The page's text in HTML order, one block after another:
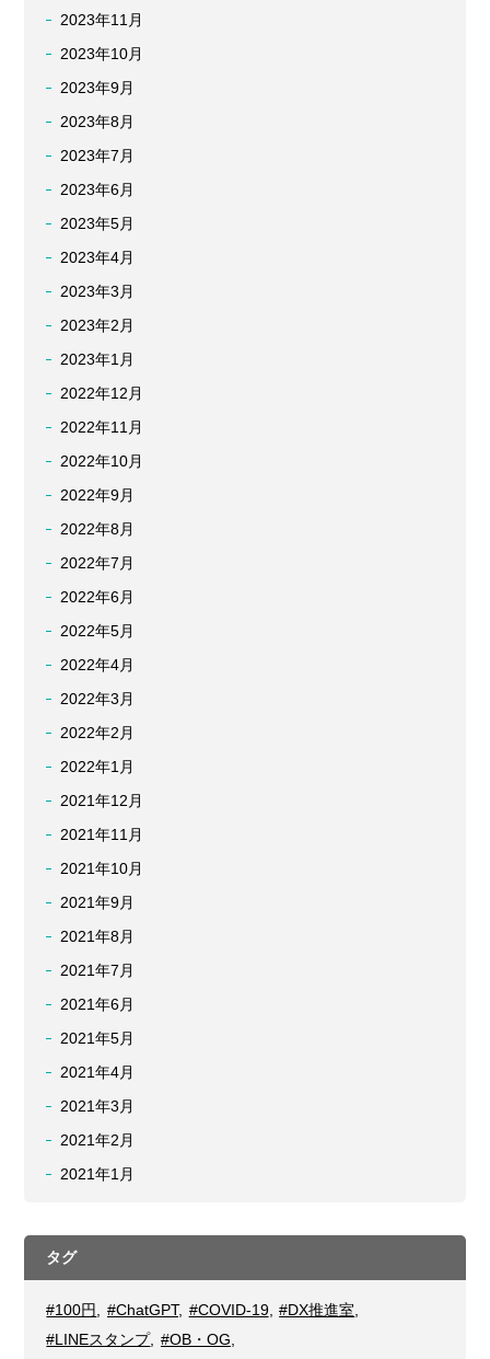
2023年11月
2023年10月
2023年9月
2023年8月
2023年7月
2023年6月
2023年5月
2023年4月
2023年3月
2023年2月
2023年1月
2022年12月
2022年11月
2022年10月
2022年9月
2022年8月
2022年7月
2022年6月
2022年5月
2022年4月
2022年3月
2022年2月
2022年1月
2021年12月
2021年11月
2021年10月
2021年9月
2021年8月
2021年7月
2021年6月
2021年5月
2021年4月
2021年3月
2021年2月
2021年1月
タグ
#100円 #ChatGPT, #COVID-19, #DX推進室
#LINEスタンプ, #OB・OG